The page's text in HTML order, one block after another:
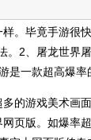
毕竟手游很快
2、屠龙世界屠
是一款超高爆率
游戏美术画面
页版。如爆率